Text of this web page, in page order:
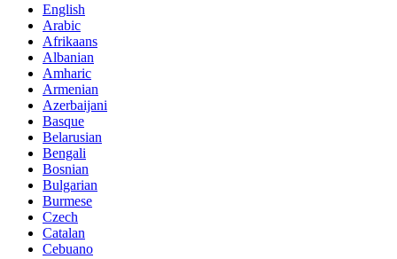
English
Arabic
Afrikaans
Albanian
Amharic
Armenian
Azerbaijani
Basque
Belarusian
Bengali
Bosnian
Bulgarian
Burmese
Czech
Catalan
Cebuano